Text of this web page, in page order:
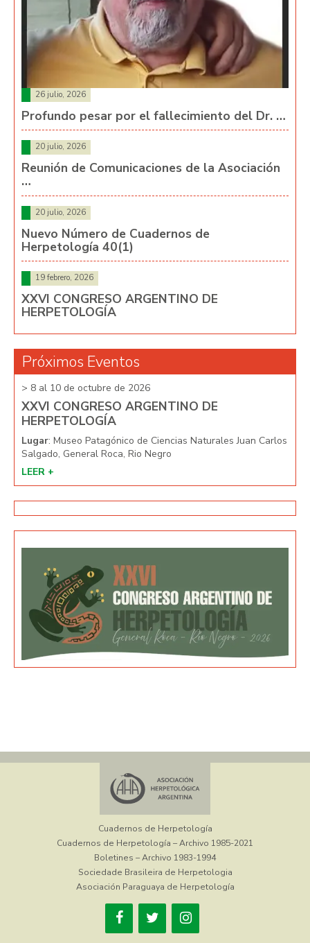
26 julio, 2026
Profundo pesar por el fallecimiento del Dr. …
20 julio, 2026
Reunión de Comunicaciones de la Asociación
…
20 julio, 2026
Nuevo Número de Cuadernos de
Herpetología 40(1)
19 febrero, 2026
XXVI CONGRESO ARGENTINO DE
HERPETOLOGÍA
Próximos Eventos
> 8 al 10 de octubre de 2026
XXVI CONGRESO ARGENTINO DE
HERPETOLOGÍA
Lugar: Museo Patagónico de Ciencias Naturales Juan Carlos
Salgado, General Roca, Rio Negro
LEER +
Cuadernos de Herpetología
Cuadernos de Herpetología – Archivo 1985-2021
Boletines – Archivo 1983-1994
Sociedade Brasileira de Herpetologia
Asociación Paraguaya de Herpetología